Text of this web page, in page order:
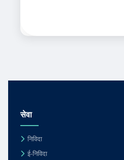
सेवा
निविदा
ई-निविदा